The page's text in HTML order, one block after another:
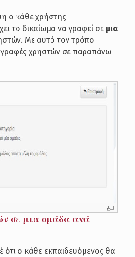
ο κάθε χρήστης
το δικαίωμα να γραφεί σε μια
Με αυτό τον τρόπο
χρηστών σε παραπάνω
σε μια ομάδα ανά
ότι ο κάθε εκπαιδευόμενος θα